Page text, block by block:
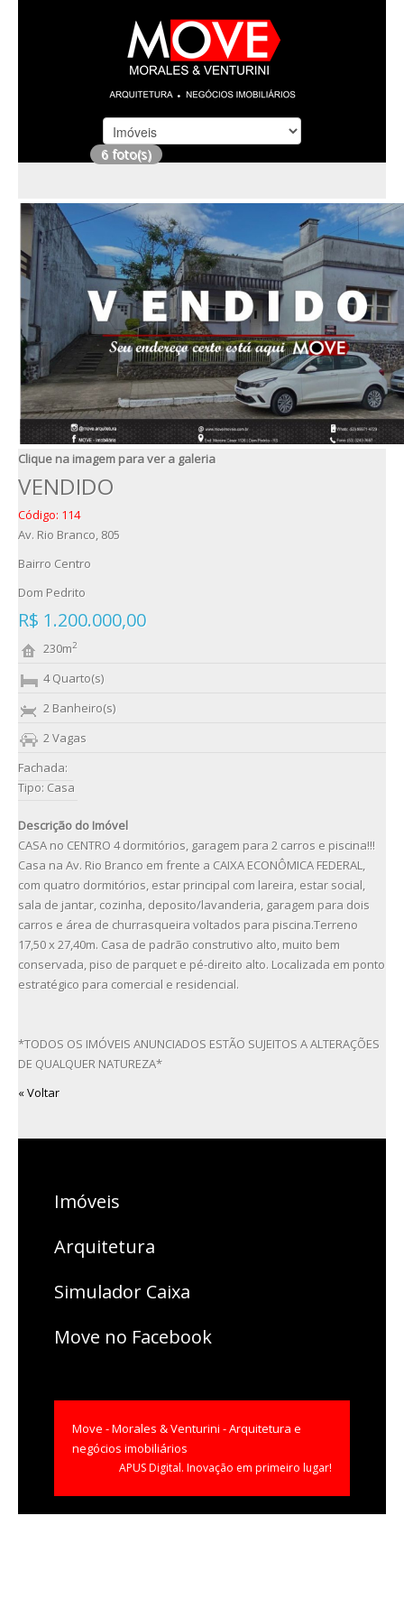
6 foto(s)
Clique na imagem para ver a galeria
VENDIDO
Código: 114
Av. Rio Branco, 805
Bairro Centro
Dom Pedrito
R$ 1.200.000,00
230m2
4 Quarto(s)
2 Banheiro(s)
2 Vagas
Fachada:
Tipo: Casa
Descrição do Imóvel
CASA no CENTRO 4 dormitórios, garagem para 2 carros e piscina!!!
Casa na Av. Rio Branco em frente a CAIXA ECONÔMICA FEDERAL,
com quatro dormitórios, estar principal com lareira, estar social,
sala de jantar, cozinha, deposito/lavanderia, garagem para dois
carros e área de churrasqueira voltados para piscina.Terreno
17,50 x 27,40m. Casa de padrão construtivo alto, muito bem
conservada, piso de parquet e pé-direito alto. Localizada em ponto
estratégico para comercial e residencial.
*TODOS OS IMÓVEIS ANUNCIADOS ESTÃO SUJEITOS A ALTERAÇÕES
DE QUALQUER NATUREZA*
« Voltar
Imóveis
Arquitetura
Simulador Caixa
Move no Facebook
Move - Morales & Venturini - Arquitetura e
negócios imobiliários
APUS Digital. Inovação em primeiro lugar!